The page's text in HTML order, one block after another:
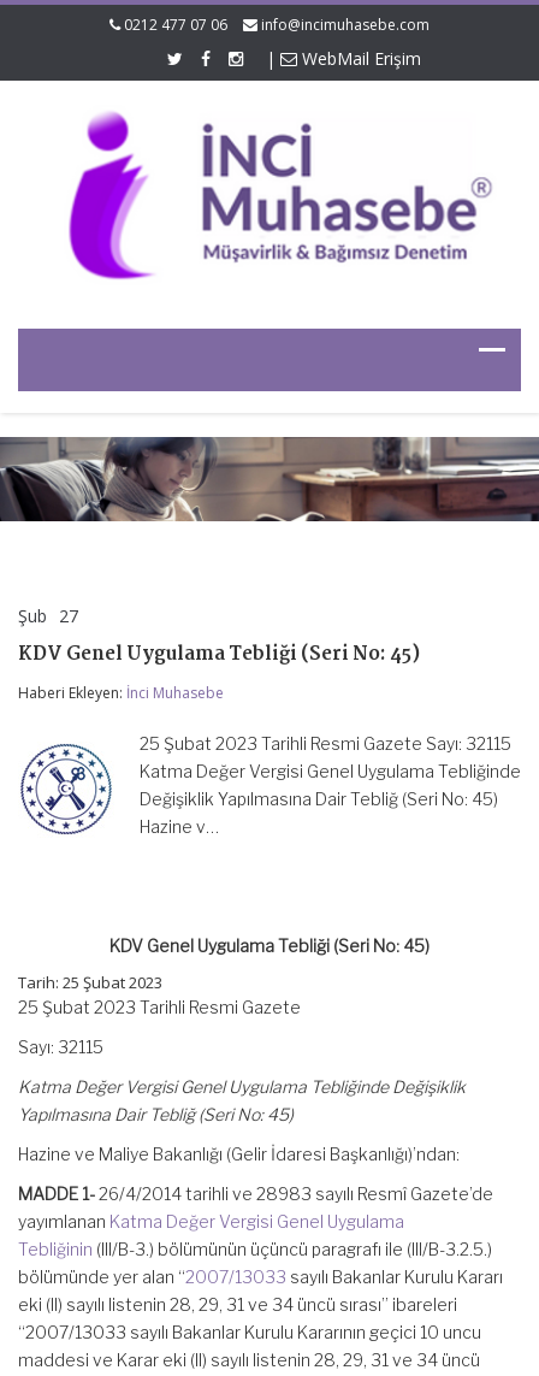
0212 477 07 06 info@incimuhasebe.com
| WebMail Erişim
Şub 27
Uygulama
(Seri
KDV Genel Uygulama Tebliği (Seri No: 45)
Haberi Ekleyen: İnci Muhasebe
25 Şubat 2023 Tarihli Resmi Gazete Sayı: 32115
Katma Değer Vergisi Genel Uygulama Tebliğinde
Değişiklik Yapılmasına Dair Tebliğ (Seri No: 45)
Hazine v…
KDV Genel Uygulama Tebliği (Seri No: 45)
Tarih: 25 Şubat 2023
25 Şubat 2023 Tarihli Resmi Gazete
Sayı: 32115
Katma Değer Vergisi Genel Uygulama Tebliğinde Değişiklik
Yapılmasına Dair Tebliğ (Seri No: 45)
Hazine ve Maliye Bakanlığı (Gelir İdaresi Başkanlığı)’ndan:
MADDE 1-26/4/2014 tarihli ve 28983 sayılı Resmî Gazete’de
yayımlanan Katma Değer Vergisi Genel Uygulama
Tebliğinin (III/B-3.) bölümünün üçüncü paragrafı ile (III/B-3.2.5.)
bölümünde yer alan “2007/13033 sayılı Bakanlar Kurulu Kararı
eki (II) sayılı listenin 28, 29, 31 ve 34 üncü sırası” ibareleri
“2007/13033 sayılı Bakanlar Kurulu Kararının geçici 10 uncu
maddesi ve Karar eki (II) sayılı listenin 28, 29, 31 ve 34 üncü